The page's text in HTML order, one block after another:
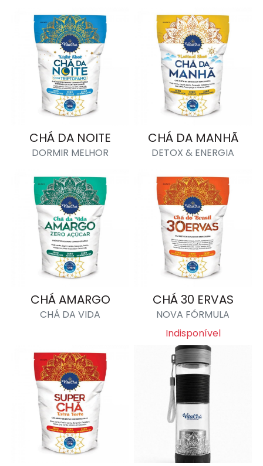
CHÁ DA NOITE
DORMIR MELHOR
CHÁ DA MANHÃ
DETOX & ENERGIA
CHÁ AMARGO
CHÁ DA VIDA
CHÁ 30 ERVAS
NOVA FÓRMULA
Indisponível